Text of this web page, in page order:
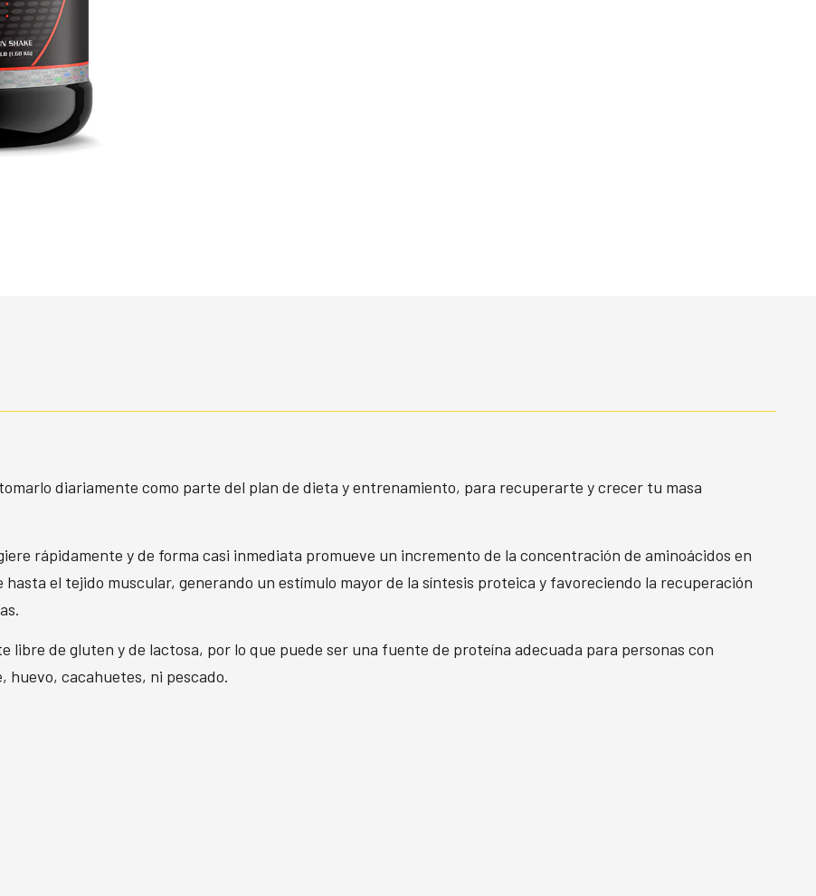
diariamente como parte del plan de dieta y entrenamiento, para recuperarte y crecer tu masa
rápidamente y de forma casi inmediata promueve un incremento de la concentración de aminoácidos en
el tejido muscular, generando un estímulo mayor de la síntesis proteica y favoreciendo la recuperación
libre de gluten y de lactosa, por lo que puede ser una fuente de proteína adecuada para personas con
huevo, cacahuetes, ni pescado.